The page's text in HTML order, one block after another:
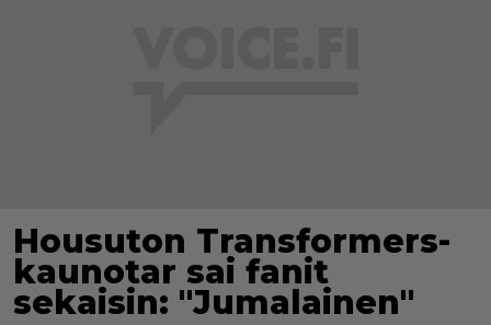
Housuton Transformers-
kaunotar sai fanit
sekaisin: "Jumalainen"